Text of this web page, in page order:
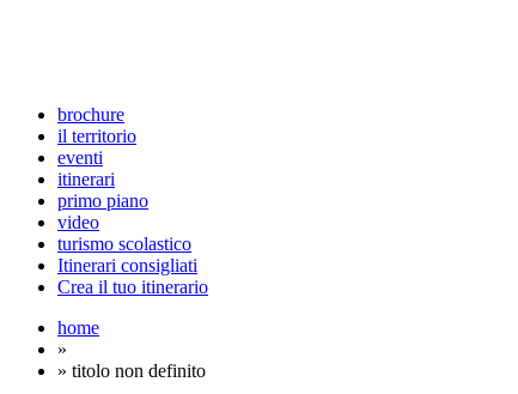
brochure
il territorio
eventi
itinerari
primo piano
video
turismo scolastico
Itinerari consigliati
Crea il tuo itinerario
home
»
» titolo non definito